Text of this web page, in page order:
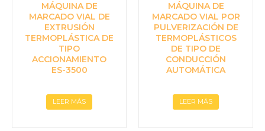
MÁQUINA DE
MARCADO VIAL DE
EXTRUSIÓN
TERMOPLÁSTICA DE
TIPO
ACCIONAMIENTO
ES-3500
LEER MÁS
MÁQUINA DE
MARCADO VIAL POR
PULVERIZACIÓN DE
TERMOPLÁSTICOS
DE TIPO DE
CONDUCCIÓN
AUTOMÁTICA
LEER MÁS